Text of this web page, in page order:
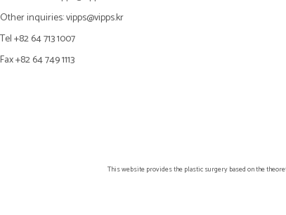
Other inquiries:vipps@vipps.kr
Tel +82 64 713 1007
Fax +82 64 749 1113
This website provides the plastic surgery based on the